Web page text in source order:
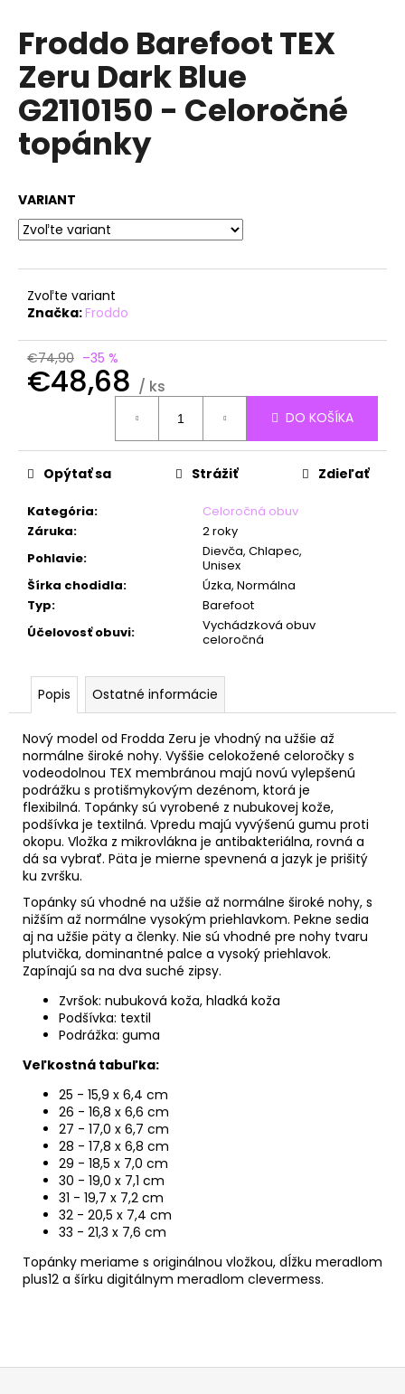
Froddo Barefoot TEX
Zeru Dark Blue
G2110150 - Celoročné
topánky
VARIANT
Zvoľte variant
Značka:Froddo
€74,90 –35 %
€48,68 / ks
DO KOŠÍKA
Kategória:
Celoročná obuv
Záruka:
2 roky
Pohlavie:
Dievča, Chlapec,
Unisex
Šírka chodidla:
Úzka, Normálna
Typ:
Barefoot
Účelovosť obuvi:
Vychádzková obuv
celoročná
Opýtať sa Strážiť Zdieľať
Popis Ostatné informácie
Nový model od Frodda Zeru je vhodný na užšie až
normálne široké nohy. Vyššie celokožené celoročky s
vodeodolnou TEX membránou majú novú vylepšenú
podrážku s protišmykovým dezénom, ktorá je
flexibilná. Topánky sú vyrobené z nubukovej kože,
podšívka je textilná. Vpredu majú vyvýšenú gumu proti
okopu. Vložka z mikrovlákna je antibakteriálna, rovná a
dá sa vybrať. Päta je mierne spevnená a jazyk je prišitý
ku zvršku.
Topánky sú vhodné na užšie až normálne široké nohy, s
nižším až normálne vysokým priehlavkom. Pekne sedia
aj na užšie päty a členky. Nie sú vhodné pre nohy tvaru
plutvička, dominantné palce a vysoký priehlavok.
Zapínajú sa na dva suché zipsy.
Zvršok: nubuková koža, hladká koža
Podšívka: textil
Podrážka: guma
Veľkostná tabuľka:
25 - 15,9 x 6,4 cm
26 - 16,8 x 6,6 cm
27 - 17,0 x 6,7 cm
28 - 17,8 x 6,8 cm
29 - 18,5 x 7,0 cm
30 - 19,0 x 7,1 cm
31 - 19,7 x 7,2 cm
32 - 20,5 x 7,4 cm
33 - 21,3 x 7,6 cm
Topánky meriame s originálnou vložkou, dĺžku meradlom
plus12 a šírku digitálnym meradlom clevermess.
j
s
ť
?
O
d
o
ú
m
e
Z